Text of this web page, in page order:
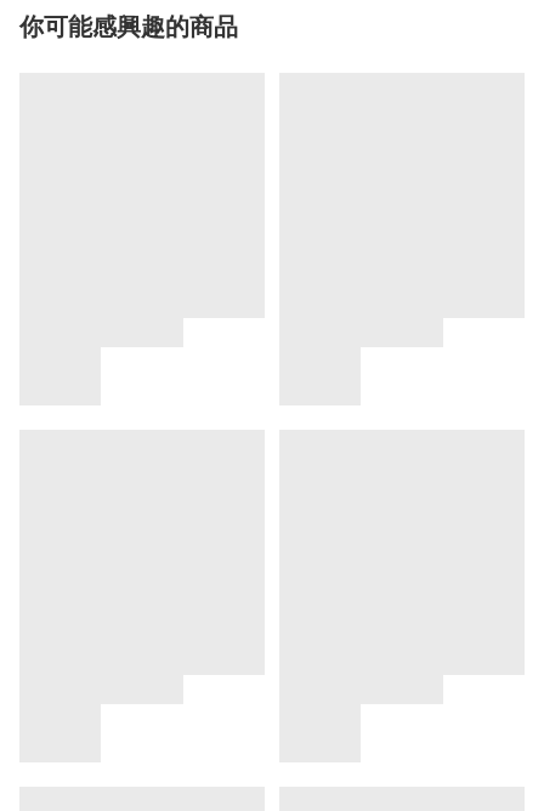
你可能感興趣的商品